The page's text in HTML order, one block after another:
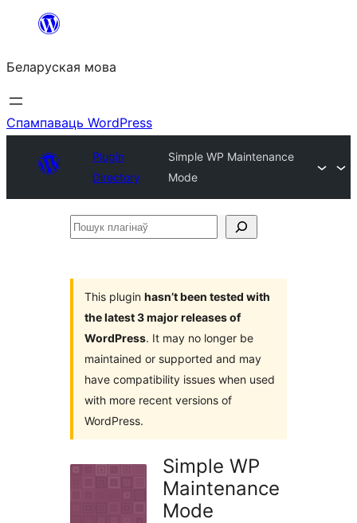
Перайсці
змесціва
Беларуская мова
Спампаваць WordPress
Plugin
Directory
Simple WP Maintenance
Mode
Пошук
This plugin hasn’t been tested with
the latest 3 major releases of
WordPress. It may no longer be
maintained or supported and may
have compatibility issues when used
with more recent versions of
WordPress.
Simple WP
Maintenance
Mode